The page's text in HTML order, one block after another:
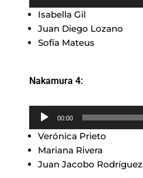
audio
Isabella Gil
Juan Diego Lozano
Sofía Mateus
Nakamura 4:
Reproductor
audio
00:00
Verónica Prieto
Mariana Rivera
Juan Jacobo Rodríguez